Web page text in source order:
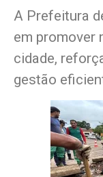
A Prefeitura
em promover
cidade,
gestão